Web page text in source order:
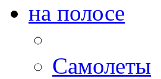
на полосе
Самолеты